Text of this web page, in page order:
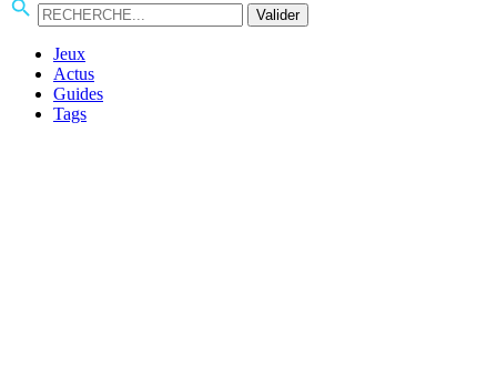
Valider
Jeux
Actus
Guides
Tags